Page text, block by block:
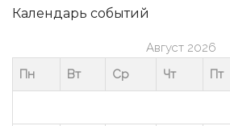
Календарь событий
Август 2026
Пн
Вт Ср Чт Пт